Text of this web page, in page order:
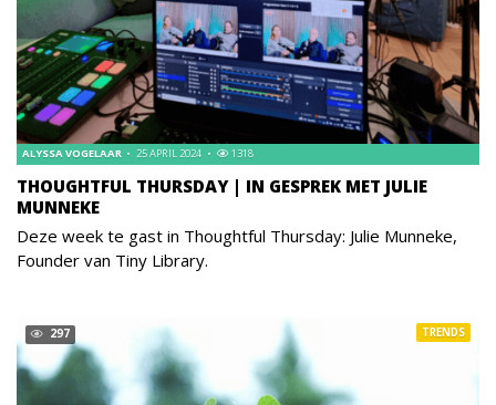
THOUGHTFUL THURSDAY | IN GESPREK MET JULIE
MUNNEKE
ALYSSA VOGELAAR 25 APRIL 2024 1318
Deze week te gast in Thoughtful Thursday: Julie Munneke,
Founder van Tiny Library.
297 TRENDS